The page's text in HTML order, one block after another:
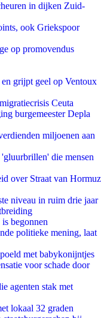
in dijken Zuid-
ook Griekspoor
op promovendus
grijpt geel op Ventoux
Ceuta
burgemeester Depla
miljoenen aan
die mensen
over Straat van Hormuz
niveau in ruim drie jaar
begonnen
politieke mening, laat
met babykonijntjes
voor schade door
agenten stak met
lokaal 32 graden